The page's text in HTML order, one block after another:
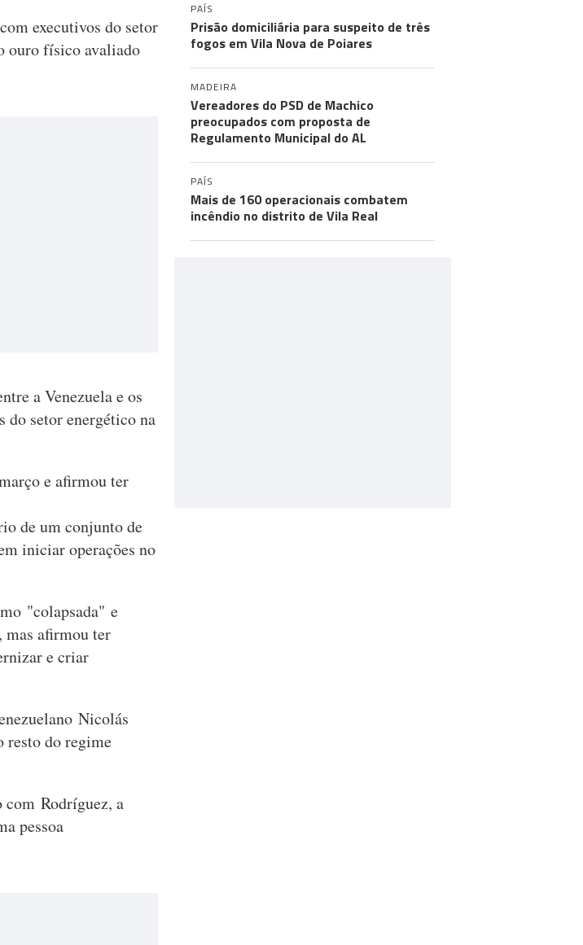
executivos do setor
ouro físico avaliado
a Venezuela e os
do setor energético na
e afirmou ter
de um conjunto de
iniciar operações no
"colapsada" e
mas afirmou ter
e criar
Nicolás
resto do regime
com Rodríguez, a
pessoa
PAÍS
Prisão domiciliária para suspeito de três
fogos em Vila Nova de Poiares
MADEIRA
Vereadores do PSD de Machico
preocupados com proposta de
Regulamento Municipal do AL
PAÍS
Mais de 160 operacionais combatem
incêndio no distrito de Vila Real